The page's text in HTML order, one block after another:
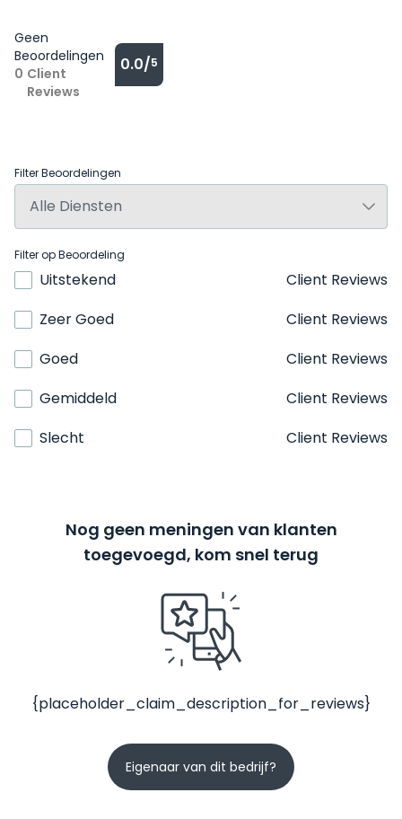
Geen
Beoordelingen
0 Client
Reviews
0.0/5
Filter Beoordelingen
Filter op Beoordeling
Uitstekend
Client Reviews
Zeer Goed
Client Reviews
Goed
Client Reviews
Gemiddeld
Client Reviews
Slecht
Client Reviews
Nog geen meningen van klanten
toegevoegd, kom snel terug
{placeholder_claim_description_for_reviews}
Eigenaar van dit bedrijf?